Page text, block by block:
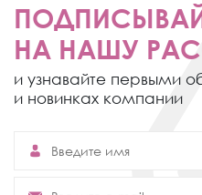
НА НАШУ
и узнавайте первыми
и новинках компании